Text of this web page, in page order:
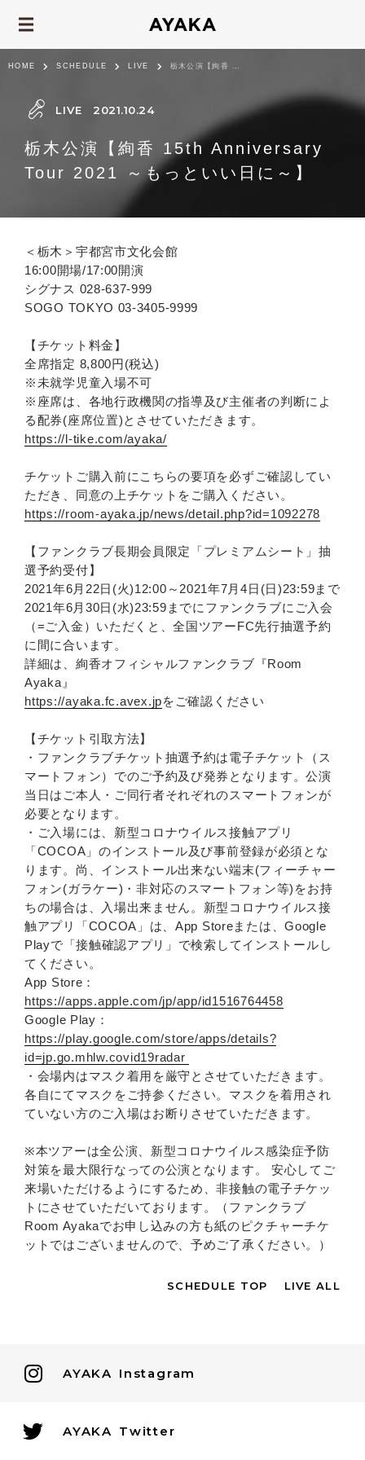
HOME SCHEDULE LIVE 栃木公演【絢香 15th Anniversary Tour 2021 ～もっといい日に～】
LIVE 2021.10.24
栃木公演【絢香 15th Anniversary
Tour 2021 ～もっといい日に～】
＜栃木＞宇都宮市文化会館
16:00開場/17:00開演
シグナス 028-637-999
SOGO TOKYO 03-3405-9999
【チケット料金】
全席指定 8,800円(税込)
※未就学児童入場不可
※座席は、各地行政機関の指導及び主催者の判断によ
る配券(座席位置)とさせていただきます。
https://l-tike.com/ayaka/
チケットご購入前にこちらの要項を必ずご確認してい
ただき、同意の上チケットをご購入ください。
https://room-ayaka.jp/news/detail.php?id=1092278
【ファンクラブ長期会員限定「プレミアムシート」抽
選予約受付】
2021年6月22日(火)12:00～2021年7月4日(日)23:59まで
2021年6月30日(水)23:59までにファンクラブにご入会
（=ご入金）いただくと、全国ツアーFC先行抽選予約
に間に合います。
詳細は、絢香オフィシャルファンクラブ『Room
Ayaka』
https://ayaka.fc.avex.jpをご確認ください
【チケット引取方法】
・ファンクラブチケット抽選予約は電子チケット（ス
マートフォン）でのご予約及び発券となります。公演
当日はご本人・ご同行者それぞれのスマートフォンが
必要となります。
・ご入場には、新型コロナウイルス接触アプリ
「COCOA」のインストール及び事前登録が必須とな
ります。尚、インストール出来ない端末(フィーチャー
フォン(ガラケー)・非対応のスマートフォン等)をお持
ちの場合は、入場出来ません。新型コロナウイルス接
触アプリ「COCOA」は、App Storeまたは、Google
Playで「接触確認アプリ」で検索してインストールし
てください。
App Store：
https://apps.apple.com/jp/app/id1516764458
Google Play：
https://play.google.com/store/apps/details?
id=jp.go.mhlw.covid19radar
・会場内はマスク着用を厳守とさせていただきます。
各自にてマスクをご持参ください。マスクを着用され
ていない方のご入場はお断りさせていただきます。
※本ツアーは全公演、新型コロナウイルス感染症予防
対策を最大限行なっての公演となります。 安心してご
来場いただけるようにするため、非接触の電子チケッ
トにさせていただいております。（ファンクラブ
Room Ayakaでお申し込みの方も紙のピクチャーチケ
ットではございませんので、予めご了承ください。）
SCHEDULE TOP LIVE ALL
AYAKA Instagram
AYAKA Twitter